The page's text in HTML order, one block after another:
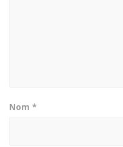
Nom *